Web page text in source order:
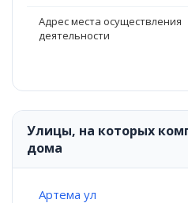
Адрес места осуществления
деятельности
Улицы, на которых
дома
Артема ул